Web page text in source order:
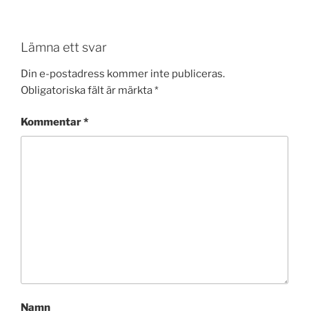
Lämna ett svar
Din e-postadress kommer inte publiceras.
Obligatoriska fält är märkta*
Kommentar*
Namn